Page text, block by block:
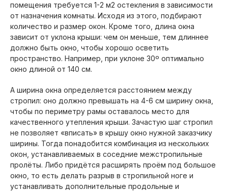
помещения требуется 1-2 м2 остекления в зависимости
от назначения комнаты. Исходя из этого, подбирают
количество и размер окон. Кроме того, длина окна
зависит от уклона крыши: чем он меньше, тем длиннее
должно быть окно, чтобы хорошо осветить
пространство. Например, при уклоне 30º оптимально
окно длиной от 140 см.
А ширина окна определяется расстоянием между
стропил: оно должно превышать на 4-6 см ширину окна,
чтобы по периметру рамы оставалось место для
качественного утепления крыши. Зачастую шаг стропил
не позволяет «вписать» в крышу окно нужной заказчику
ширины. Тогда понадобится комбинация из нескольких
окон, устанавливаемых в соседние межстропильные
пролёты. Либо придётся расширять проём под большое
окно, то есть делать разрыв в стропильной ноге и
устанавливать дополнительные продольные и